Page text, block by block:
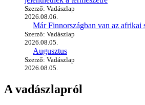
Szerző: Vadászlap
2026.08.06.
Már Finnországban van az afrikai
Szerző: Vadászlap
2026.08.05.
Augusztus
Szerző: Vadászlap
2026.08.05.
A vadászlapról